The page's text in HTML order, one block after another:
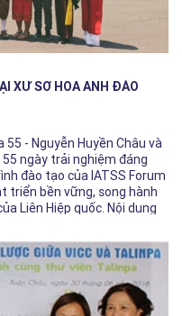
XỨ SỞ HOA ANH ĐÀO
- Nguyễn Huyền Châu và
ngày trải nghiệm đáng
đào tạo của IATSS Forum
triển bền vững, song hành
Liên Hiệp quốc. Nội dung
các giá trị và phẩm